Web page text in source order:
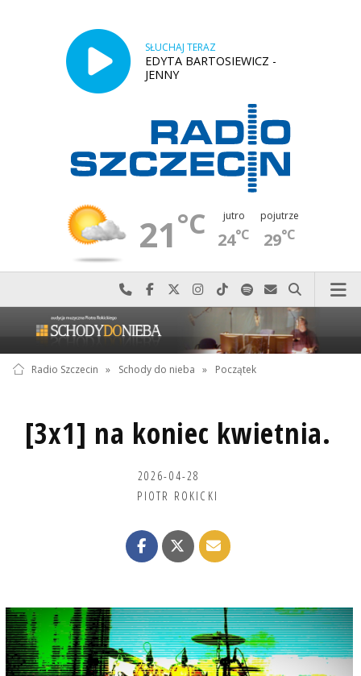
SŁUCHAJ TERAZ
EDYTA BARTOSIEWICZ -
JENNY
21°C jutro
24°C
pojutrze
29°C
Najlepiej po prostu do nas zadzwoń
Odwiedź nas na Facebook-u
Odwiedź nas na X
Odwiedź nas na Instagram-ie
Odwiedź nas na TikTok-u
Szukaj nas na Spotify
Wyślij do nas
Szukaj
Radio Szczecin » Schody do nieba » Początek
[3x1] na koniec kwietnia.
2026-04-28
PIOTR ROKICKI